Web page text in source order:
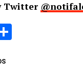
Twitter